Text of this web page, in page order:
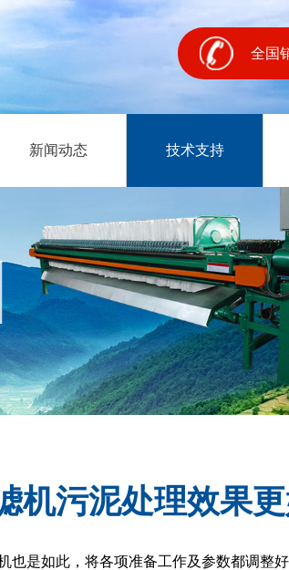
全国
新闻动态 技术支持
机污泥处理效果
是如此，将各项准备工作及参数都调整